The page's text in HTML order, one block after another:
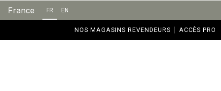
France FR EN
NOS MAGASINS REVENDEURS ACCÈS PRO